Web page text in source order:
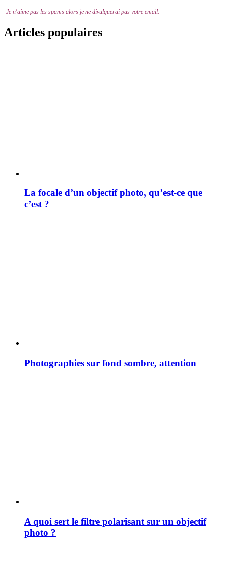
Je n'aime pas les spams alors je ne divulguerai pas votre email.
Articles populaires
La focale d’un objectif photo, qu’est-ce que
c’est ?
Photographies sur fond sombre, attention
A quoi sert le filtre polarisant sur un objectif
photo ?